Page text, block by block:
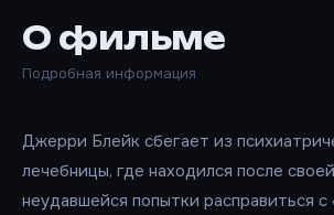
О фильме
Подробная информация
Джерри Блейк сбегает из
лечебницы, где находился после
неудавшейся попытки расправиться с